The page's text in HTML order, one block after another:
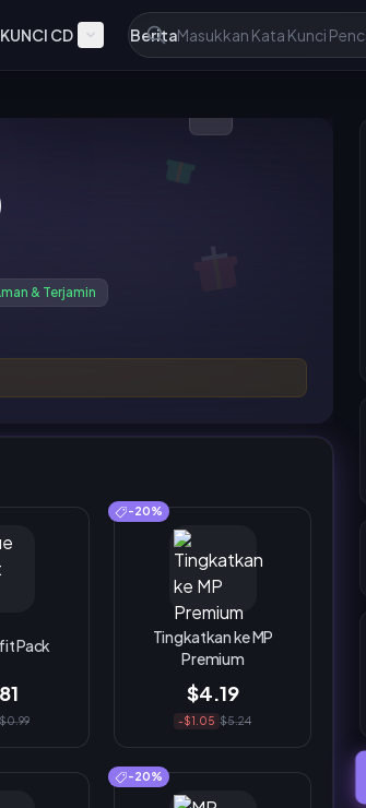
KUNCI CD Berita
& Terjamin
Pack
$0.99
-20%
Tingkatkan ke MP
Premium
$4.19
-$1.05 $5.24
-20%